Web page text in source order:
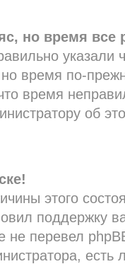
но время все
указали
время по-
время
об
этого
поддержку
не перевел
есть